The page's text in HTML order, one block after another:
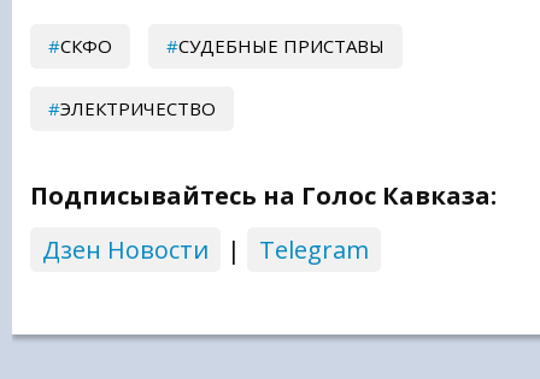
СКФО СУДЕБНЫЕ ПРИСТАВЫ
ЭЛЕКТРИЧЕСТВО
Подписывайтесь на Голос Кавказа:
Дзен Новости
| Telegram